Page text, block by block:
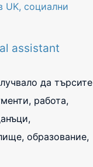
UK, социални
да търсите
работа,
образование,